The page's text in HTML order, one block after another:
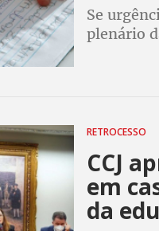
Se
plenário
RETROCESSO
CCJ
em
da